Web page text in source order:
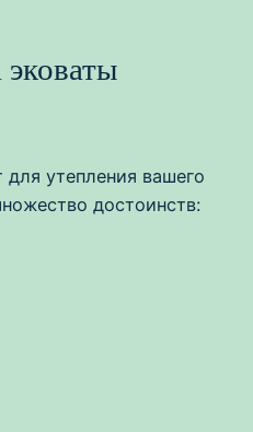
утепления вашего
достоинств: